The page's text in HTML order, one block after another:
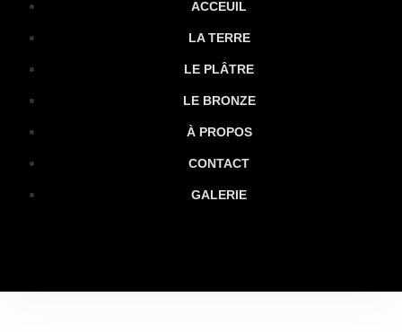
ACCEUIL
LA TERRE
LE PLÂTRE
LE BRONZE
À PROPOS
CONTACT
GALERIE